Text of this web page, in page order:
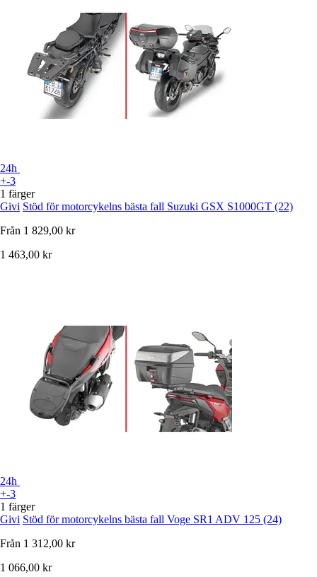
24h
+-3
1 färger
Givi Stöd för motorcykelns bästa fall Suzuki GSX S1000GT (22)
Från 1 829,00 kr
1 463,00 kr
24h
+-3
1 färger
Givi Stöd för motorcykelns bästa fall Voge SR1 ADV 125 (24)
Från 1 312,00 kr
1 066,00 kr